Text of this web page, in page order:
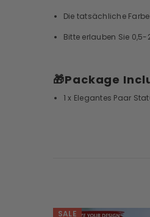
Die tatsächliche
Bitte erlauben Sie
🎁Package
1 x Elegantes Paar
SALE